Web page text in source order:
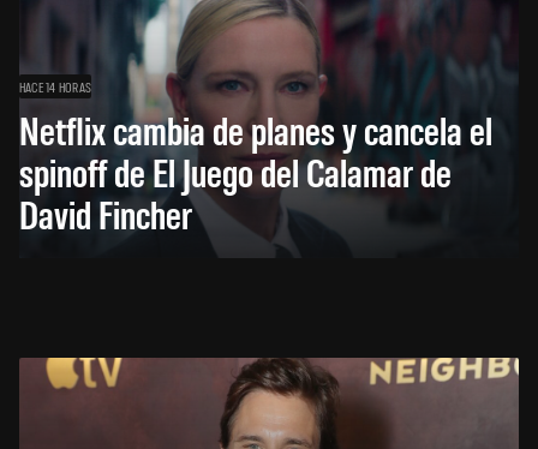
HACE 14 HORAS
Netflix cambia de planes y cancela el
spinoff de El Juego del Calamar de
David Fincher